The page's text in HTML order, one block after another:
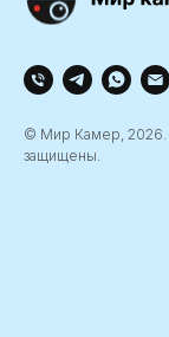
© Мир Камер, 2026.
защищены.